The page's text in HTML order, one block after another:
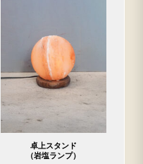
卓上スタンド
（岩塩ランプ）